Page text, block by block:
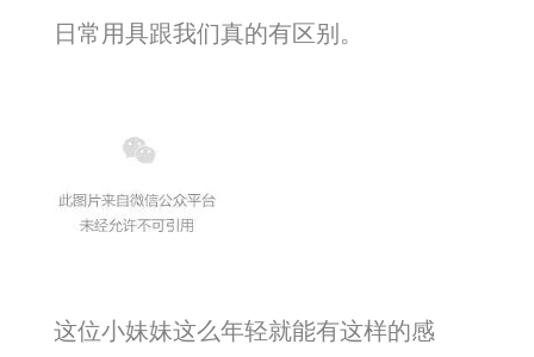
日常用具跟我们真的有区别。
这位小妹妹这么年轻就能有这样的感